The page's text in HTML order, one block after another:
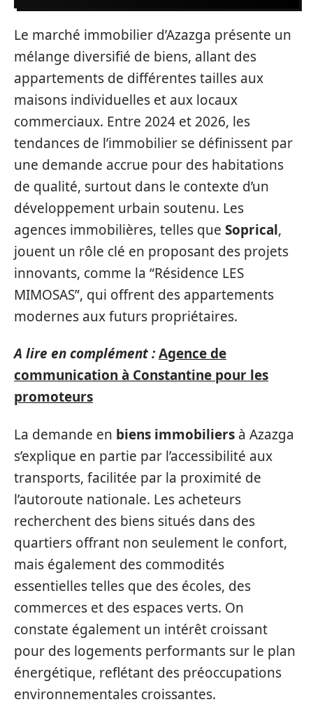
Le marché immobilier d’Azazga présente un
mélange diversifié de biens, allant des
appartements de différentes tailles aux
maisons individuelles et aux locaux
commerciaux. Entre 2024 et 2026, les
tendances de l’immobilier se définissent par
une demande accrue pour des habitations
de qualité, surtout dans le contexte d’un
développement urbain soutenu. Les
agences immobilières, telles que Soprical,
jouent un rôle clé en proposant des projets
innovants, comme la “Résidence LES
MIMOSAS”, qui offrent des appartements
modernes aux futurs propriétaires.
A lire en complément :Agence de
communication à Constantine pour les
promoteurs
La demande en biens immobiliers à Azazga
s’explique en partie par l’accessibilité aux
transports, facilitée par la proximité de
l’autoroute nationale. Les acheteurs
recherchent des biens situés dans des
quartiers offrant non seulement le confort,
mais également des commodités
essentielles telles que des écoles, des
commerces et des espaces verts. On
constate également un intérêt croissant
pour des logements performants sur le plan
énergétique, reflétant des préoccupations
environnementales croissantes.